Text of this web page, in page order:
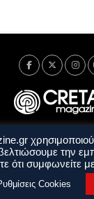
Πολιτική
Όροι και την
ότι συμφωνείτε
Cookies